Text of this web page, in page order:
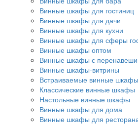
Винные шкафы для гостиниц
Винные шкафы для дачи
Винные шкафы для кухни
Винные шкафы для сферы
Винные шкафы оптом
Винные шкафы с
Винные шкафы-витрины
Встраиваемые винные шкафы
Классические винные шкафы
Настольные винные шкафы
Винные шкафы для дома
Винные шкафы для